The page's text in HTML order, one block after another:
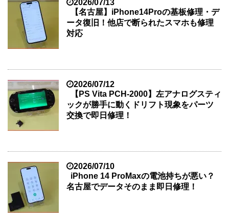
2026/07/13
【名古屋】iPhone14Proの基板修理・デ
ータ復旧！他店で断られたスマホも修理
対応
2026/07/12
【PS Vita PCH-2000】左アナログスティ
ックが勝手に動くドリフト現象をパーツ
交換で即日修理！
2026/07/10
iPhone 14 ProMaxの電池持ちが悪い？
名古屋でデータそのまま即日修理！